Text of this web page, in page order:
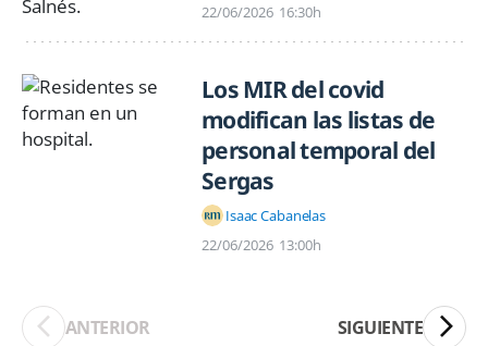
22/06/2026 16:30h
Los MIR del covid
modifican las listas de
personal temporal del
Sergas
Isaac Cabanelas
22/06/2026 13:00h
ANTERIOR SIGUIENTE